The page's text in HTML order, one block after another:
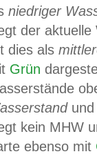
niedriger
der
dies als
Grün
und
kein MHW
ebenso mit